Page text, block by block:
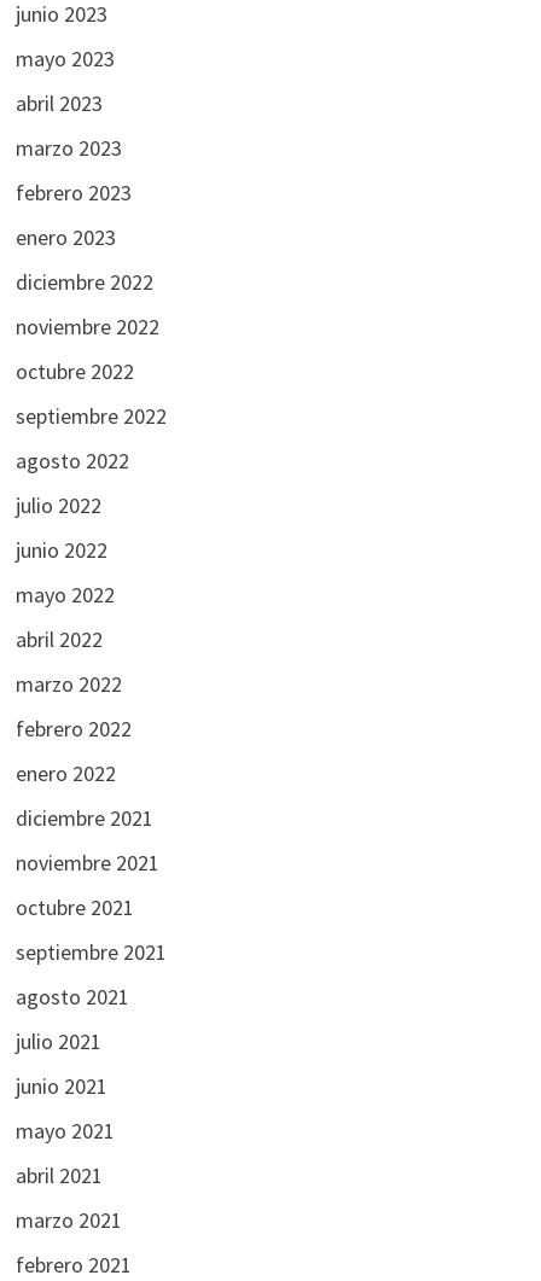
junio 2023
mayo 2023
abril 2023
marzo 2023
febrero 2023
enero 2023
diciembre 2022
noviembre 2022
octubre 2022
septiembre 2022
agosto 2022
julio 2022
junio 2022
mayo 2022
abril 2022
marzo 2022
febrero 2022
enero 2022
diciembre 2021
noviembre 2021
octubre 2021
septiembre 2021
agosto 2021
julio 2021
junio 2021
mayo 2021
abril 2021
marzo 2021
febrero 2021